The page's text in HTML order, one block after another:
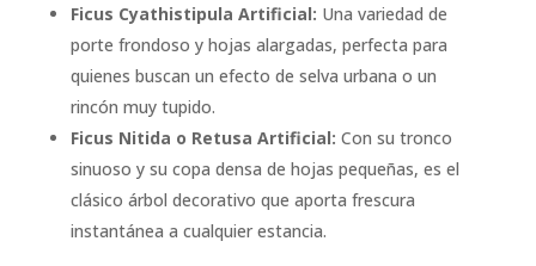
Ficus Cyathistipula Artificial: Una variedad de
porte frondoso y hojas alargadas, perfecta para
quienes buscan un efecto de selva urbana o un
rincón muy tupido.
Ficus Nitida o Retusa Artificial: Con su tronco
sinuoso y su copa densa de hojas pequeñas, es el
clásico árbol decorativo que aporta frescura
instantánea a cualquier estancia.